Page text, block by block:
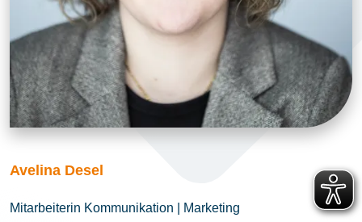
Avelina Desel
Mitarbeiterin Kommunikation | Marketing